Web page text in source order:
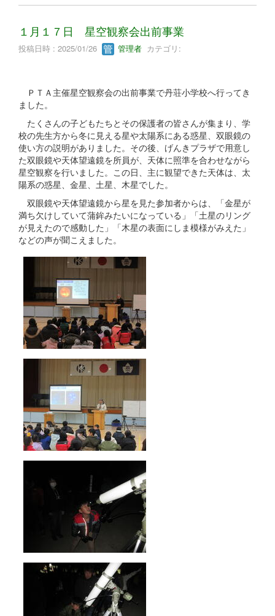
１月１７日 星空観察会出前事業
投稿日時 : 2025/01/26 管理者 カテゴリ:
ＰＴＡ主催星空観察会の出前事業で丹荘小学校へ行ってき
ました。
たくさんの子どもたちとその保護者の皆さんが集まり、学
校の先生方から冬に見える星や太陽系にある惑星、双眼鏡の
使い方の説明がありました。その後、げんきプラザで用意し
た双眼鏡や天体望遠鏡を所員が、天体に照準を合わせながら
星空観察を行いました。この日、主に観望できた天体は、太
陽系の惑星、金星、土星、木星でした。
双眼鏡や天体望遠鏡から星を見た参加者からは、「金星が
満ち欠けしていて蒲鉾みたいになっている」「土星のリング
が見えたので感動した」「木星の表面にしま模様がみえた」
などの声が聞こえました。